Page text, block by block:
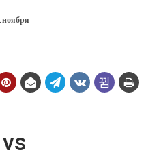
ноября